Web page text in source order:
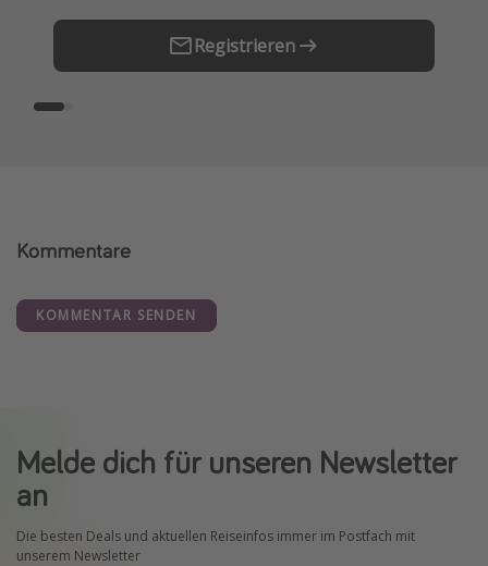
Registrieren
Kommentare
KOMMENTAR SENDEN
Melde dich für unseren Newsletter
an
Die besten Deals und aktuellen Reiseinfos immer im Postfach mit
unserem Newsletter